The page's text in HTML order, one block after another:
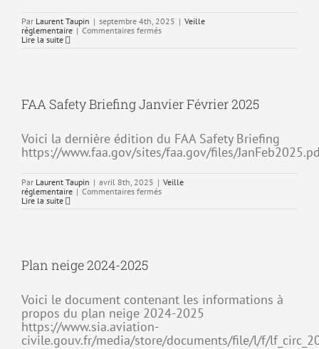
Par Laurent Taupin | septembre 4th, 2025 | Veille
réglementaire | Commentaires ferméssur
l’EASA
Lire la suite
FAA Safety Briefing Janvier Février 2025
Voici la dernière édition du FAA Safety Briefing
https://www.faa.gov/sites/faa.gov/files/
Par Laurent Taupin | avril 8th, 2025 | Veille
réglementaire | Commentaires ferméssur
Lire la suite
Plan neige 2024-2025
Voici le document contenant les informations à
propos du plan neige 2024-2025
https://www.sia.aviation-
civile.gouv.fr/media/store/documents/file/l/f/